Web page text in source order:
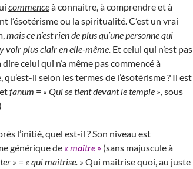
commenceà connaitre, à comprendre et à
l’ésotérisme ou la spiritualité. C’est un vrai
mais ce n’est rien de plus qu’une personne qui
voir plus clair en elle-même. Et celui qui n’est pas
dire celui qui n’a même pas commencé à
il selon les termes de l’ésotérisme ? Il est
etfanum = « Qui se tient devant le temple », sous
l’initié, quel est-il ? Son niveau est
générique de « maître » (sans majuscule à
» = « qui maîtrise. » Qui maîtrise quoi, au juste